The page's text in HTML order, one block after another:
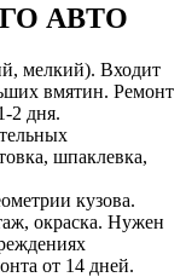
АВТО
мелкий). Входит
вмятин. Ремонт
2 дня.
шпаклевка,
кузова.
окраска. Нужен
от 14 дней.